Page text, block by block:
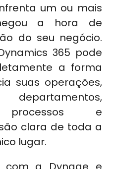
um ou mais
a hora de
do seu negócio.
365 pode
a forma
suas operações,
processos e
clara de toda a
lugar.